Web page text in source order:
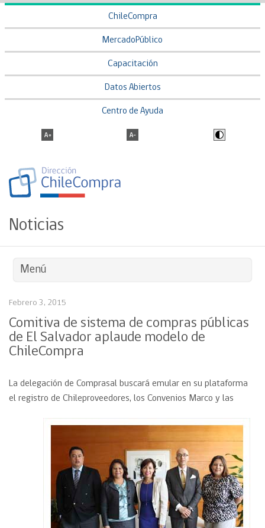
ChileCompra
MercadoPúblico
Capacitación
Datos Abiertos
Centro de Ayuda
Noticias
Menú
Febrero 3, 2015
Comitiva de sistema de compras públicas
de El Salvador aplaude modelo de
ChileCompra
La delegación de Comprasal buscará emular en su plataforma
el registro de Chileproveedores, los Convenios Marco y las